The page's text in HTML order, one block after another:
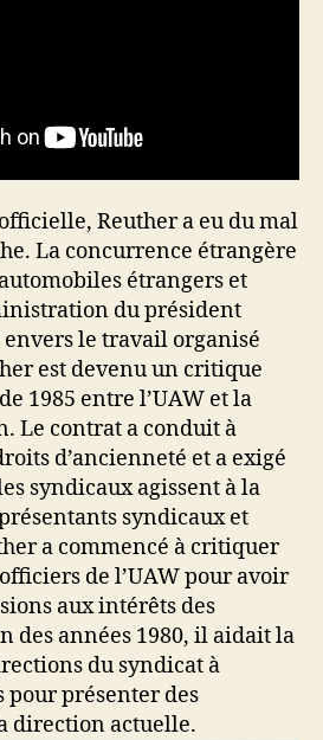
Reuther a eu du mal
La concurrence étrangère
étrangers et
du président
envers le travail organisé
est devenu un critique
1985 entre l’UAW et la
Le contrat a conduit à
d’ancienneté et a exigé
syndicaux agissent à la
syndicaux et
a commencé à critiquer
de l’UAW pour avoir
aux intérêts des
des années 1980, il aidait la
du syndicat à
pour présenter des
direction actuelle.